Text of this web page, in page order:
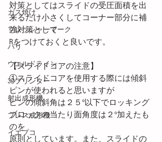
ガス焼け
プレッシャーマーク
バリ
ウエルドライン
3Dプリンター
射出成形機
プレス成形機
イエプコ
対策としてはスライドの受圧面積を出
来るだけ小さくしてコーナー部分に補
強対策として
Rをつけておくと良いです。
【スライドコアの注意】
①スライドコアを使用する際には傾斜
ピンが使われると思いますが
ピンの傾斜角は２５°以下でロッキング
ブロックの当たり面角度は２°加えたも
のを
原則としています。また、スライドの